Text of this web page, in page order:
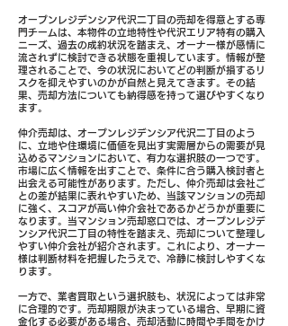
オープンレジデンシア代沢二丁目の売却を得意とする専
門チームは、本物件の立地特性や代沢エリア特有の購入
ニーズ、過去の成約状況を踏まえ、オーナー様が感情に
流されずに検討できる状態を重視しています。情報が整
理されることで、今の状況においてどの判断が損するリ
スクを抑えやすいのかが自然と見えてきます。その結
果、売却方法についても納得感を持って選びやすくなり
ます。
仲介売却は、オープンレジデンシア代沢二丁目のよう
に、立地や住環境に価値を見出す実需層からの需要が見
込めるマンションにおいて、有力な選択肢の一つです。
市場に広く情報を出すことで、条件に合う購入検討者と
出会える可能性があります。ただし、仲介売却は会社ご
との差が結果に表れやすいため、当該マンションの売却
に強く、スコアが高い仲介会社であるかどうかが重要に
なります。当マンション売却窓口では、オープンレジデ
ンシア代沢二丁目の特性を踏まえ、売却について整理し
やすい仲介会社が紹介されます。これにより、オーナー
様は判断材料を把握したうえで、冷静に検討しやすくな
ります。
一方で、業者買取という選択肢も、状況によっては非常
に合理的です。売却期限が決まっている場合、早期に資
金化する必要がある場合、売却活動に時間や手間をかけ